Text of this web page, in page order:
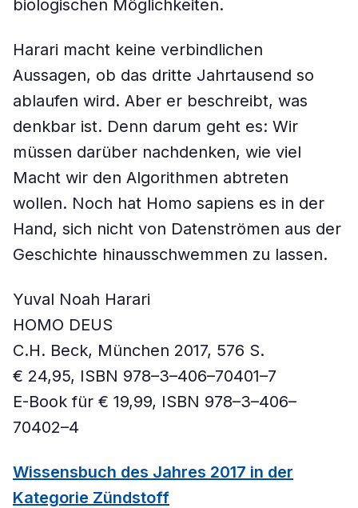
biologischen Möglichkeiten.
Harari macht keine verbindlichen
Aussagen, ob das dritte Jahrtausend so
ablaufen wird. Aber er beschreibt, was
denkbar ist. Denn darum geht es: Wir
müssen darüber nachdenken, wie viel
Macht wir den Algorithmen abtreten
wollen. Noch hat Homo sapiens es in der
Hand, sich nicht von Datenströmen aus der
Geschichte hinausschwemmen zu lassen.
Yuval Noah Harari
HOMO DEUS
C.H. Beck, München 2017, 576 S.
€ 24,95, ISBN 978–3–406–70401–7
E-Book für € 19,99, ISBN 978–3–406–
70402–4
Wissensbuch des Jahres 2017 in der
Kategorie Zündstoff